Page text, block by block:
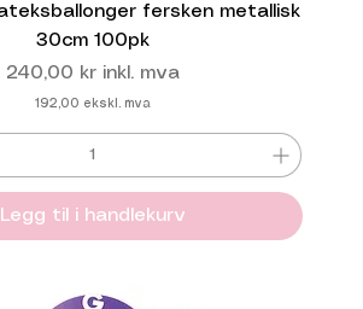
fersken metallisk
30cm 100pk
Pris
240,00 kr inkl. mva
192,00 ekskl. mva
Legg til i handlekurv